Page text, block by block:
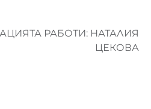
РАБОТИ: НАТАЛИЯ
ЦЕКОВА